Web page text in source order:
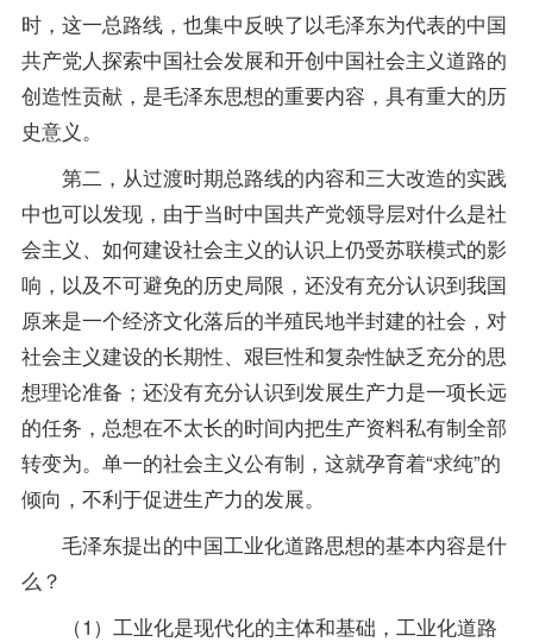
时，这一总路线，也集中反映了以毛泽东为代表的中国
共产党人探索中国社会发展和开创中国社会主义道路的
创造性贡献，是毛泽东思想的重要内容，具有重大的历
史意义。
第二，从过渡时期总路线的内容和三大改造的实践
中也可以发现，由于当时中国共产党领导层对什么是社
会主义、如何建设社会主义的认识上仍受苏联模式的影
响，以及不可避免的历史局限，还没有充分认识到我国
原来是一个经济文化落后的半殖民地半封建的社会，对
社会主义建设的长期性、艰巨性和复杂性缺乏充分的思
想理论准备；还没有充分认识到发展生产力是一项长远
的任务，总想在不太长的时间内把生产资料私有制全部
转变为。单一的社会主义公有制，这就孕育着“求纯”的
倾向，不利于促进生产力的发展。
毛泽东提出的中国工业化道路思想的基本内容是什
么？
（1）工业化是现代化的主体和基础，工业化道路